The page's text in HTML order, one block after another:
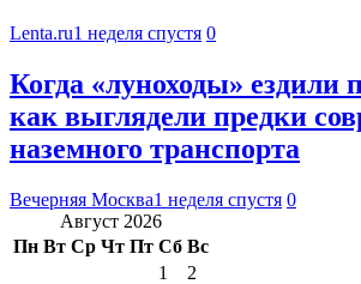
Lenta.ru1 неделя спустя 0
Когда «луноходы» ездили
как выглядели предки
наземного транспорта
Вечерняя Москва1 неделя спустя 0
Август 2026
Пн Вт Ср Чт Пт Сб Вс
1
2